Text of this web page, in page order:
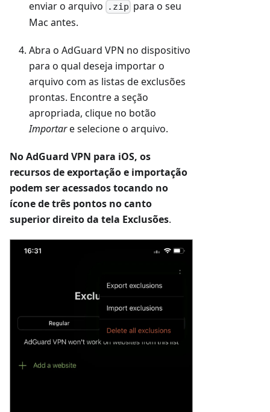
enviar o arquivo .zip para o seu
Mac antes.
Abra o AdGuard VPN no dispositivo
para o qual deseja importar o
arquivo com as listas de exclusões
prontas. Encontre a seção
apropriada, clique no botão
Importare selecione o arquivo.
No AdGuard VPN para iOS, os
recursos de exportação e importação
podem ser acessados tocando no
ícone de três pontos no canto
superior direito da tela Exclusões.